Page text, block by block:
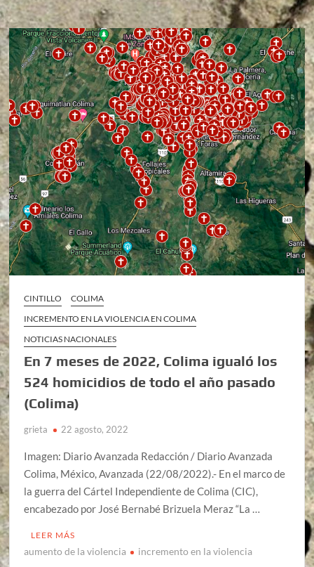
CINTILLO
COLIMA
INCREMENTO EN LA VIOLENCIA EN COLIMA
NOTICIAS NACIONALES
En 7 meses de 2022, Colima igualó los
524 homicidios de todo el año pasado
(Colima)
grieta 22 agosto, 2022
Imagen: Diario Avanzada Redacción / Diario Avanzada
Colima, México, Avanzada (22/08/2022).- En el marco de
la guerra del Cártel Independiente de Colima (CIC),
encabezado por José Bernabé Brizuela Meraz “La …
LEER MÁS
aumento de la violencia incremento en la violencia